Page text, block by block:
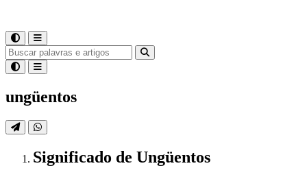
ungüentos
Significado de Ungüentos